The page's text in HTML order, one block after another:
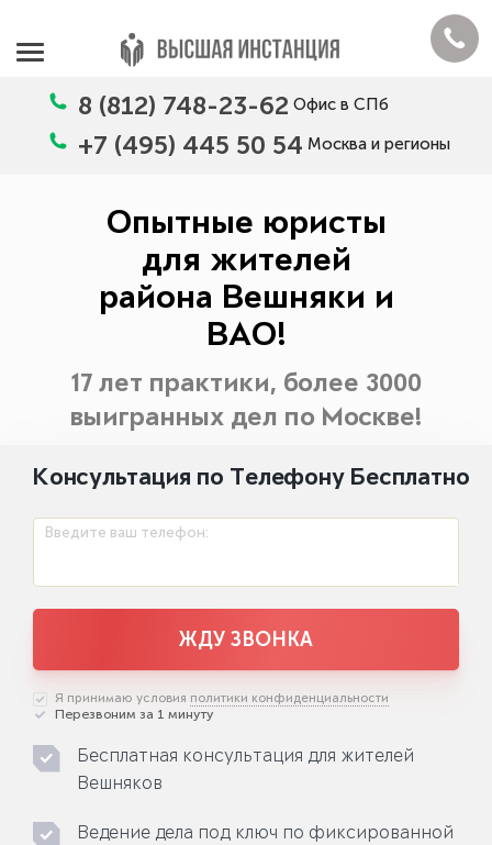
8 (812) 748-23-62 Офис в СПб
+7 (495) 445 50 54 Москва и регионы
Опытные юристы
для жителей
района Вешняки и
ВАО!
17 лет практики, более 3000
выигранных дел по Москве!
Консультация по Телефону Бесплатно
Введите ваш телефон:
ЖДУ ЗВОНКА
Я принимаю условия политики конфиденциальности
Перезвоним за 1 минуту
Бесплатная консультация для жителей
Вешняков
Ведение дела под ключ по фиксированной